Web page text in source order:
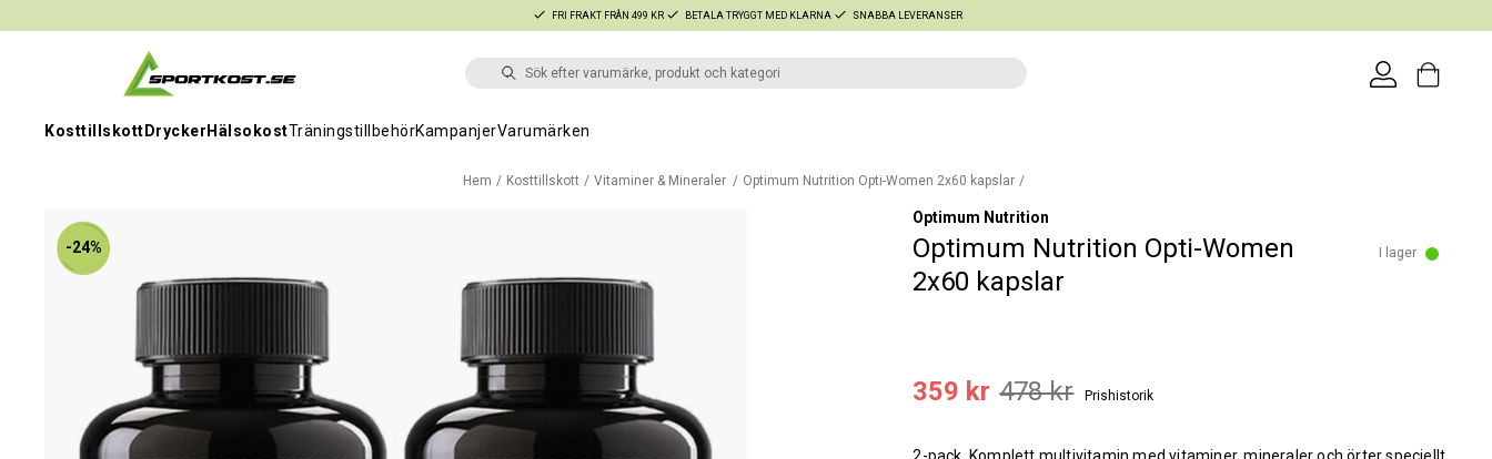
FRI FRAKT FRÅN 499 KR BETALA TRYGGT MED KLARNA SNABBA LEVERANSER
KosttillskottDryckerHälsokostTräningstillbehörKampanjerVarumärken
Hem Kosttillskott Vitaminer & Mineraler Optimum Nutrition Opti-Women 2x60 kapslar
-24%
Optimum Nutrition
Optimum Nutrition Opti-Women
2x60 kapslar
I lager
359 kr 478 kr Prishistorik